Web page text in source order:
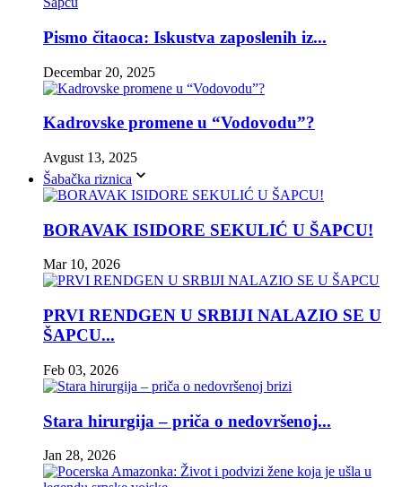
Pismo čitaoca: Iskustva zaposlenih iz...
Decembar 20, 2025
Kadrovske promene u “Vodovodu”?
Avgust 13, 2025
Šabačka riznica
BORAVAK ISIDORE SEKULIĆ U ŠAPCU!
Mar 10, 2026
PRVI RENDGEN U SRBIJI NALAZIO SE U
ŠAPCU...
Feb 03, 2026
Stara hirurgija – priča o nedovršenoj...
Jan 28, 2026